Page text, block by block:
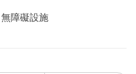
無障礙設施